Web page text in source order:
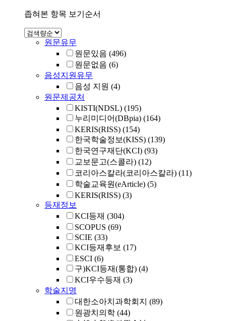
좁혀본 항목 보기순서
원문유무
원문있음 (496)
원문없음 (6)
음성지원유무
음성 지원 (4)
원문제공처
KISTI(NDSL) (195)
누리미디어(DBpia) (164)
KERIS(RISS) (154)
한국학술정보(KISS) (139)
한국연구재단(KCI) (93)
교보문고(스콜라) (12)
코리아스칼라(코리아스칼라) (11)
학술교육원(eArticle) (5)
KERIS(RISS) (3)
등재정보
KCI등재 (304)
SCOPUS (69)
SCIE (33)
KCI등재후보 (17)
ESCI (6)
구)KCI등재(통합) (4)
KCI우수등재 (3)
학술지명
대한소아치과학회지 (89)
원광치의학 (44)